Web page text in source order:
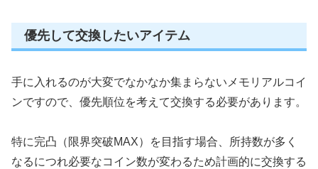
優先して交換したいアイテム
手に入れるのが大変でなかなか集まらないメモリアルコイ
ンですので、優先順位を考えて交換する必要があります。
特に完凸（限界突破MAX）を目指す場合、所持数が多く
なるにつれ必要なコイン数が変わるため計画的に交換する